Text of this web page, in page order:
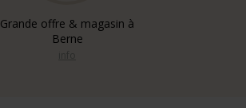
Grande offre & magasin à
Berne